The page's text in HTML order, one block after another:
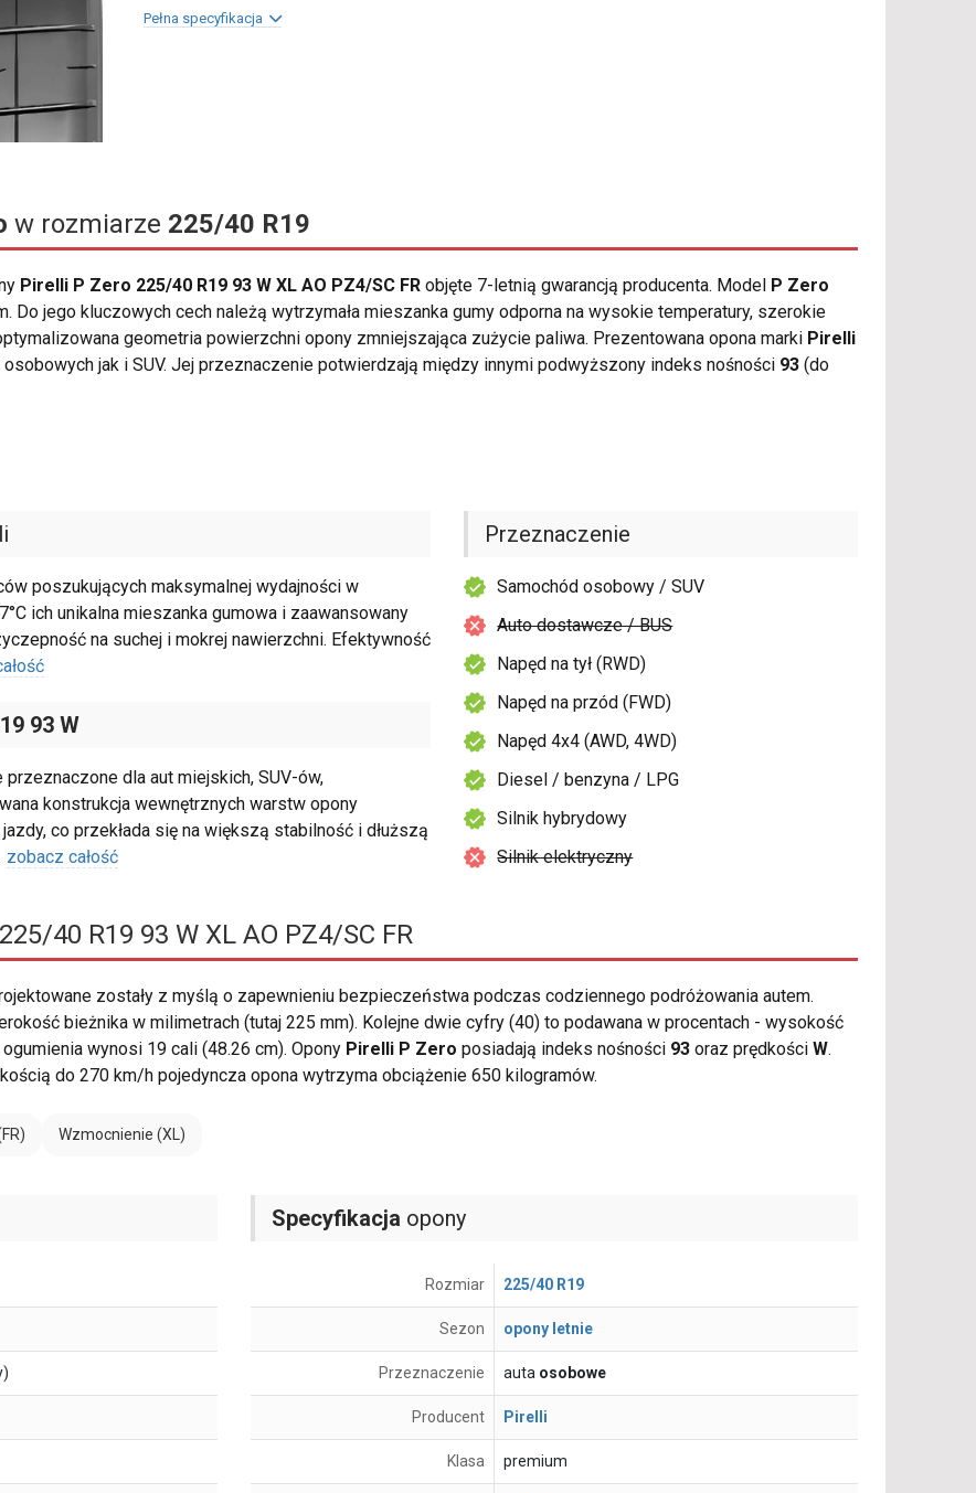
Pełna specyfikacja
w rozmiarze 225/40 R19
Pirelli P Zero 225/40 R19 93 W XL AO PZ4/SC FR objęte 7-letnią gwarancją producenta. Model P Zero
jego kluczowych cech należą wytrzymała mieszanka gumy odporna na wysokie temperatury, szerokie
geometria powierzchni opony zmniejszająca zużycie paliwa. Prezentowana opona marki Pirelli
jak i SUV. Jej przeznaczenie potwierdzają między innymi podwyższony indeks nośności 93 (do
poszukujących maksymalnej wydajności w
ich unikalna mieszanka gumowa i zaawansowany
na suchej i mokrej nawierzchni. Efektywność
93 W
dla aut miejskich, SUV-ów,
konstrukcja wewnętrznych warstw opony
co przekłada się na większą stabilność i dłuższą
zobacz całość
Przeznaczenie
Samochód osobowy / SUV
Auto dostawcze / BUS
Napęd na tył (RWD)
Napęd na przód (FWD)
Napęd 4x4 (AWD, 4WD)
Diesel / benzyna / LPG
Silnik hybrydowy
Silnik elektryczny
40 R19 93 W XL AO PZ4/SC FR
zostały z myślą o zapewnieniu bezpieczeństwa podczas codziennego podróżowania autem.
bieżnika w milimetrach (tutaj 225 mm). Kolejne dwie cyfry (40) to podawana w procentach - wysokość
wynosi 19 cali (48.26 cm). Opony Pirelli P Zero posiadają indeks nośności 93 oraz prędkości W.
do 270 km/h pojedyncza opona wytrzyma obciążenie 650 kilogramów.
Wzmocnienie (XL)
Specyfikacja opony
Rozmiar 225/40 R19
Sezon opony letnie
Przeznaczenie auta osobowe
Producent Pirelli
Klasa premium